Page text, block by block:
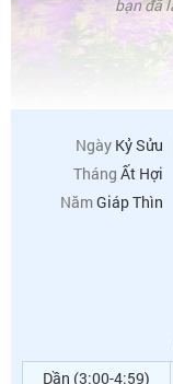
bạn đã
Ngày Kỷ Sửu
ThángẤt Hợi
NămGiáp Thìn
Dần (3:00-4:59)